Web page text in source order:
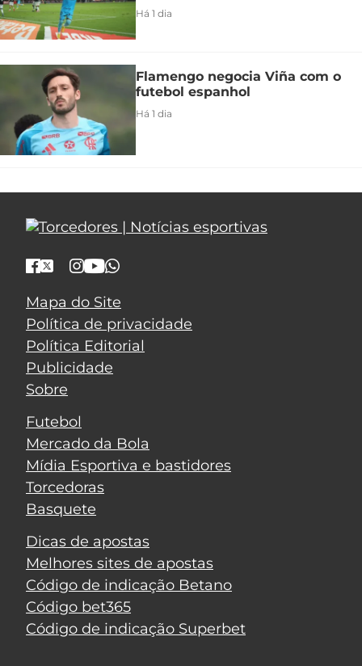
Há 1 dia
Flamengo negocia Viña com o
futebol espanhol
Há 1 dia
Mapa do Site
Política de privacidade
Política Editorial
Publicidade
Sobre
Futebol
Mercado da Bola
Mídia Esportiva e bastidores
Torcedoras
Basquete
Dicas de apostas
Melhores sites de apostas
Código de indicação Betano
Código bet365
Código de indicação Superbet